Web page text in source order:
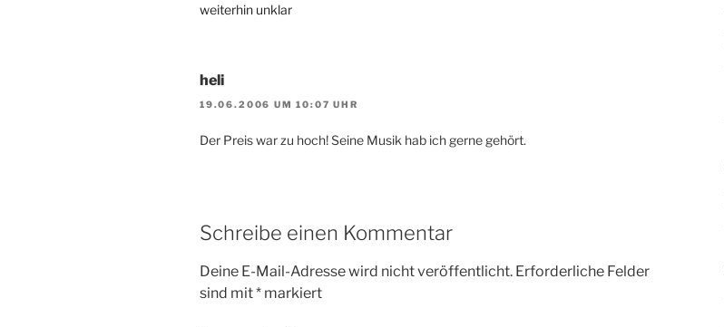
weiterhin unklar
heli
19.06.2006 UM 10:07 UHR
Der Preis war zu hoch! Seine Musik hab ich gerne gehört.
Schreibe einen Kommentar
Deine E-Mail-Adresse wird nicht veröffentlicht. Erforderliche Felder
sind mit* markiert